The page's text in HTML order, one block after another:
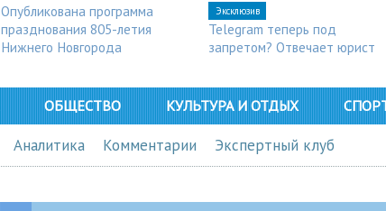
Опубликована программа
празднования 805-летия
Нижнего Новгорода
Эксклюзив
Telegram теперь под
запретом? Отвечает юрист
ОБЩЕСТВО КУЛЬТУРА И ОТДЫХ
Аналитика Комментарии Экспертный клуб